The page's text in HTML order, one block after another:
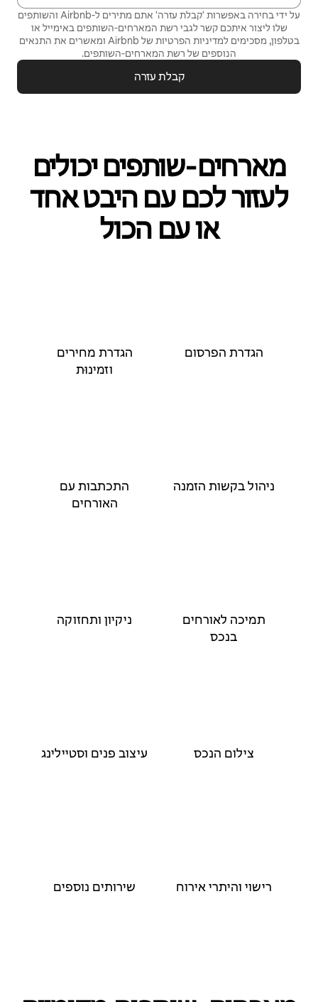
על ידי בחירה באפשרות 'קבלת עזרה' אתם מתירים ל-Airbnb והשותפים
שלו ליצור איתכם קשר לגבי רשת המארחים‑השותפים באימייל או
בטלפון, מסכימים למדיניות הפרטיות של Airbnb ומאשרים את
התנאים
הנוספים של רשת המארחים‑השותפים.
קבלת עזרה
מארחים‑שותפים יכולים
לעזור לכם עם היבט אחד
או עם הכול
הגדרת הפרסום
הגדרת מחירים
וזמינוּת
ניהול בקשות הזמנה
התכתבות עם
האורחים
תמיכה לאורחים
בנכס
ניקיון ותחזוקה
צילום הנכס עיצוב פנים וסטיילינג
רישוי והיתרי אירוח שירותים נוספים